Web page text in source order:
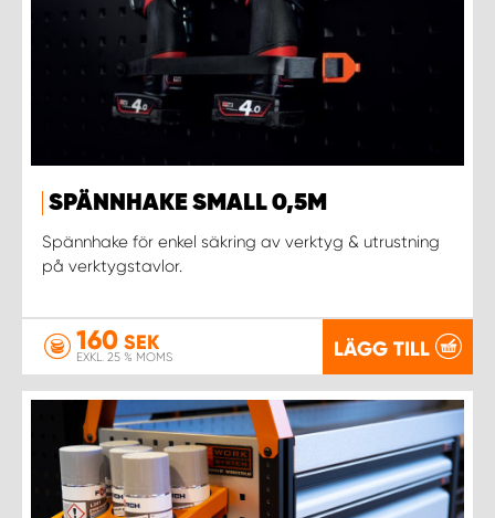
SPÄNNHAKE SMALL 0,5M
Spännhake för enkel säkring av verktyg & utrustning
på verktygstavlor.
160 SEK
EXKL. 25 % MOMS LÄGG TILL